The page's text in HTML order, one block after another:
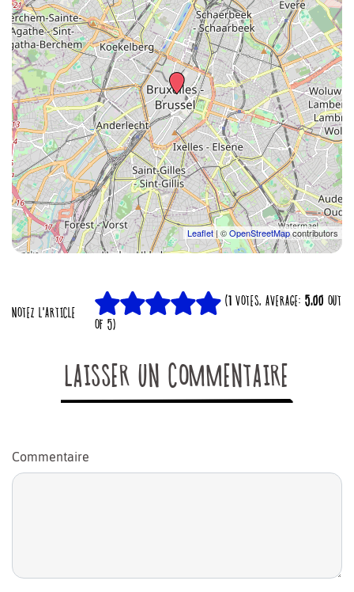
Leaflet| ©OpenStreetMapcontributors
NOTEZ L'ARTICLE
(1VOTES, AVERAGE: 5,00 OUT
OF 5)
LAISSER UN COMMENTAIRE
Commentaire